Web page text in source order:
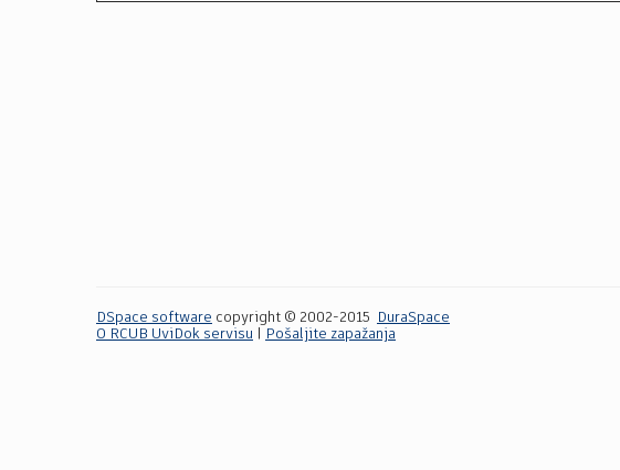
DSpace software copyright © 2002-2015
DuraSpace
O RCUB UviDok servisu
Pošaljite zapažanja